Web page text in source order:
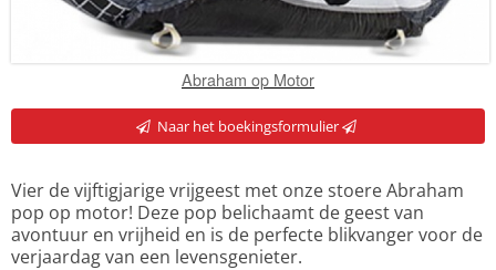
Abraham op Motor
Naar het boekingsformulier
Vier de vijftigjarige vrijgeest met onze stoere Abraham
pop op motor! Deze pop belichaamt de geest van
avontuur en vrijheid en is de perfecte blikvanger voor de
verjaardag van een levensgenieter.